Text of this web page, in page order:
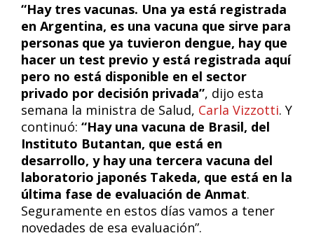
“Hay tres vacunas. Una ya está registrada
en Argentina, es una vacuna que sirve para
personas que ya tuvieron dengue, hay que
hacer un test previo y está registrada aquí
pero no está disponible en el sector
privado por decisión privada”, dijo esta
semana la ministra de Salud, Carla Vizzotti. Y
continuó: “Hay una vacuna de Brasil, del
Instituto Butantan, que está en
desarrollo, y hay una tercera vacuna del
laboratorio japonés Takeda, que está en la
última fase de evaluación de Anmat.
Seguramente en estos días vamos a tener
novedades de esa evaluación”.